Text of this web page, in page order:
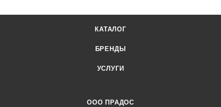
КАТАЛОГ
БРЕНДЫ
УСЛУГИ
ООО ПРАДОС